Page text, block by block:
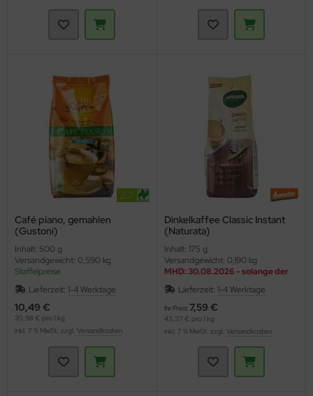
Café piano, gemahlen
(Gustoni)
Inhalt: 500 g
Versandgewicht: 0,590 kg
Staffelpreise
Lieferzeit: 1-4 Werktage
10,49 €
20,98 € pro 1 kg
inkl. 7 % MwSt. zzgl. Versandkosten
Dinkelkaffee Classic Instant
(Naturata)
Inhalt: 175 g
Versandgewicht: 0,190 kg
MHD: 30.08.2026 - solange der
Vorrat reicht
Lieferzeit: 1-4 Werktage
Ihr Preis 7,59 €
43,37 € pro 1 kg
inkl. 7 % MwSt. zzgl. Versandkosten